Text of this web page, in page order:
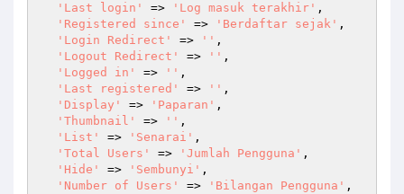
'Last login'
=> 'Log masuk terakhir' ,
'Registered since'
=> 'Berdaftar sejak' ,
'Login Redirect'
=> '' ,
'Logout Redirect'
=> '' ,
'Logged in'
=> '' ,
'Last registered'
=> '' ,
'Display'
=> 'Paparan' ,
'Thumbnail'
=> '' ,
'List'
=> 'Senarai' ,
'Total Users'
=> 'Jumlah Pengguna' ,
'Hide'
=> 'Sembunyi' ,
'Number of Users'
=> 'Bilangan Pengguna' ,